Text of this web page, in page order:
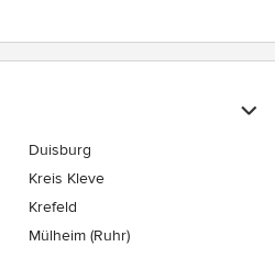
Duisburg
Kreis Kleve
Krefeld
Mülheim (Ruhr)